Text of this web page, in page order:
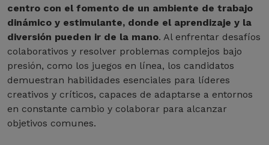
centro con el fomento de un ambiente de trabajo
dinámico y estimulante, donde el aprendizaje y la
diversión pueden ir de la mano. Al enfrentar desafíos
colaborativos y resolver problemas complejos bajo
presión, como los juegos en línea, los candidatos
demuestran habilidades esenciales para líderes
creativos y críticos, capaces de adaptarse a entornos
en constante cambio y colaborar para alcanzar
objetivos comunes.